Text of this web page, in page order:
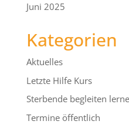
Juni 2025
Kategorien
Aktuelles
Letzte Hilfe Kurs
Sterbende begleiten
Termine öffentlich